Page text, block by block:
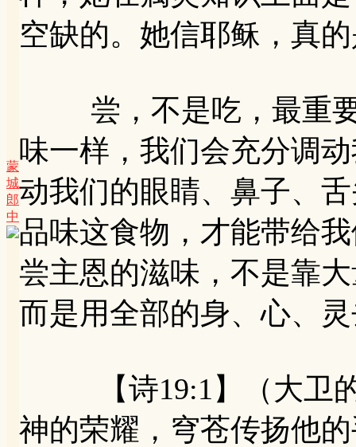
蒙
城
郎
中
空缺的。她信耶稣，真
尝，不是吃，最重要
味一样，我们会充分调
动我们的眼睛、鼻子、
品味这食物，才能带给
尝主恩的滋味，不是靠
而是用全部的身、心、
【诗19:1】（大卫
神的荣耀，穹苍传扬他